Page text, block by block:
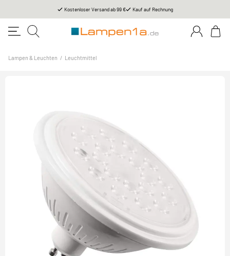
Kostenloser Versand ab 99 € Kauf auf Rechnung
Lampen & Leuchten / Leuchtmittel